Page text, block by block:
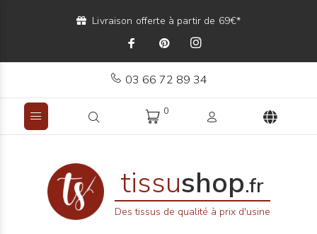
Livraison offerte à partir de 69€*
03 66 72 89 34
0
tissushop.fr
Des tissus de qualité à prix d'usine